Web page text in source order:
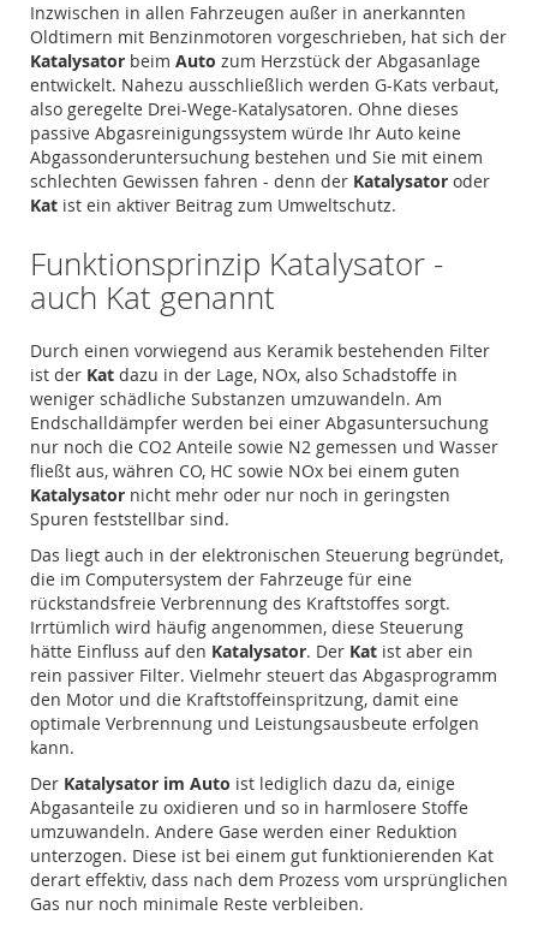
Inzwischen in allen Fahrzeugen außer in anerkannten
Oldtimern mit Benzinmotoren vorgeschrieben, hat sich der
Katalysator beim Auto zum Herzstück der Abgasanlage
entwickelt. Nahezu ausschließlich werden G-Kats verbaut,
also geregelte Drei-Wege-Katalysatoren. Ohne dieses
passive Abgasreinigungssystem würde Ihr Auto keine
Abgassonderuntersuchung bestehen und Sie mit einem
schlechten Gewissen fahren - denn der Katalysator oder
Kat ist ein aktiver Beitrag zum Umweltschutz.
Funktionsprinzip Katalysator -
auch Kat genannt
Durch einen vorwiegend aus Keramik bestehenden Filter
ist der Kat dazu in der Lage, NOx, also Schadstoffe in
weniger schädliche Substanzen umzuwandeln. Am
Endschalldämpfer werden bei einer Abgasuntersuchung
nur noch die CO2 Anteile sowie N2 gemessen und Wasser
fließt aus, währen CO, HC sowie NOx bei einem guten
Katalysator nicht mehr oder nur noch in geringsten
Spuren feststellbar sind.
Das liegt auch in der elektronischen Steuerung begründet,
die im Computersystem der Fahrzeuge für eine
rückstandsfreie Verbrennung des Kraftstoffes sorgt.
Irrtümlich wird häufig angenommen, diese Steuerung
hätte Einfluss auf den Katalysator. Der Kat ist aber ein
rein passiver Filter. Vielmehr steuert das Abgasprogramm
den Motor und die Kraftstoffeinspritzung, damit eine
optimale Verbrennung und Leistungsausbeute erfolgen
kann.
Der Katalysator im Auto ist lediglich dazu da, einige
Abgasanteile zu oxidieren und so in harmlosere Stoffe
umzuwandeln. Andere Gase werden einer Reduktion
unterzogen. Diese ist bei einem gut funktionierenden Kat
derart effektiv, dass nach dem Prozess vom ursprünglichen
Gas nur noch minimale Reste verbleiben.